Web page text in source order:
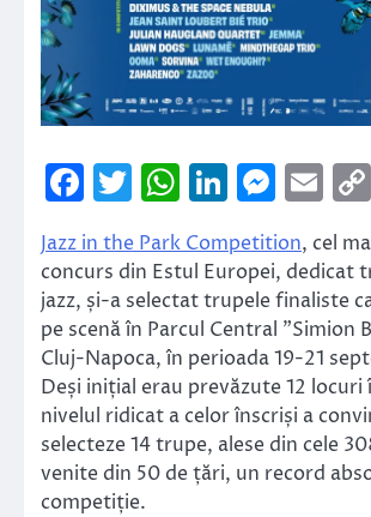
Facebook
Twitter
WhatsApp
LinkedIn
Jazz in the Park Competition, cel
concurs din Estul Europei, dedicat
jazz, și-a selectat trupele finaliste
pe scenă în Parcul Central ”Simion
Cluj-Napoca, în perioada 19-21
Deși inițial erau prevăzute 12 locuri
nivelul ridicat a celor înscriși a
selecteze 14 trupe, alese din cele
venite din 50 de țări, un record
competiție.